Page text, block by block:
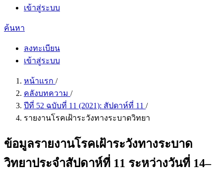
เข้าสู่ระบบ
ค้นหา
ลงทะเบียน
เข้าสู่ระบบ
หน้าแรก /
คลังบทความ /
ปีที่ 52 ฉบับที่ 11 (2021): สัปดาห์ที่ 11 /
รายงานโรคเฝ้าระวังทางระบาดวิทยา
ข้อมูลรายงานโรคเฝ้าระวังทางระบาด
วิทยาประจำสัปดาห์ที่ 11 ระหว่างวันที่ 14–